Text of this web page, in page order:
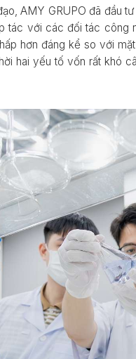
AMY GRUPO đã đầu
tác với các đối tác công
hơn đáng kể so với
hai yếu tố vốn rất khó